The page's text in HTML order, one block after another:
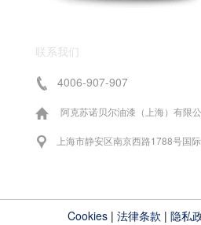
联系我们
4006-907-907
阿克苏诺贝尔油漆（上海）有限
上海市静安区南京西路1788号国
Cookies |法律条款 |隐私